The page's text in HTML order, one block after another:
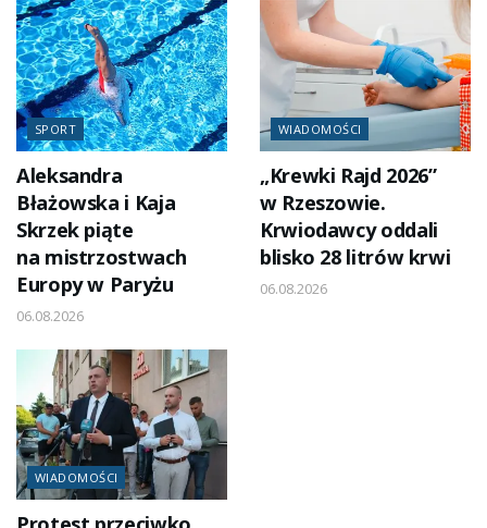
SPORT
Aleksandra
Błażowska i Kaja
Skrzek piąte
na mistrzostwach
Europy w Paryżu
06.08.2026
WIADOMOŚCI
„Krewki Rajd 2026”
w Rzeszowie.
Krwiodawcy oddali
blisko 28 litrów krwi
06.08.2026
WIADOMOŚCI